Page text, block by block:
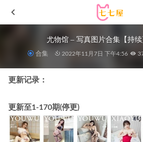
尤物馆 – 写真图片合集【持续
合集 2022年11月7日 下午4:56
更新记录：
更新至1-170期(停更)
miko酱ww – NO.21 刻晴OL [36P-